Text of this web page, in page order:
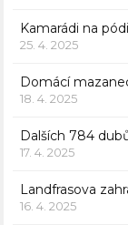
Kamarádi na
25. 4. 2025
Domácí
18. 4. 2025
Dalších 784
17. 4. 2025
Landfrasova
16. 4. 2025